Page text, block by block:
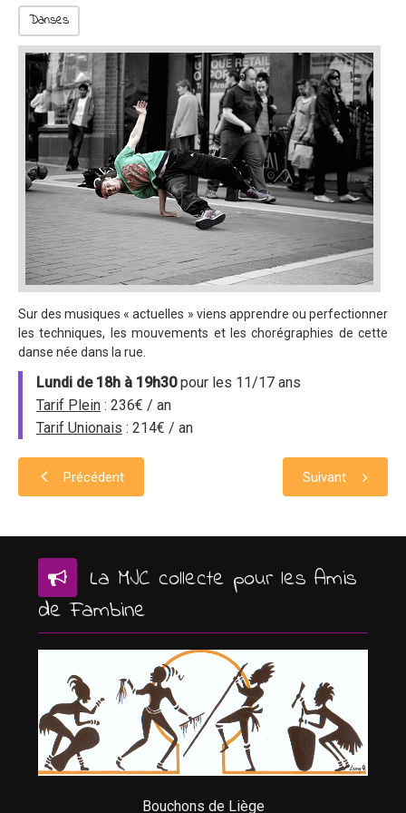
Danses
Sur des musiques « actuelles » viens apprendre ou perfectionner
les techniques, les mouvements et les chorégraphies de cette
danse née dans la rue.
Lundi de 18h à 19h30pour les 11/17 ans
Tarif Plein : 236€ / an
Tarif Unionais : 214€ / an
Précédent Suivant
La MJC collecte pour les Amis
de Fambine
Bouchons de Liège